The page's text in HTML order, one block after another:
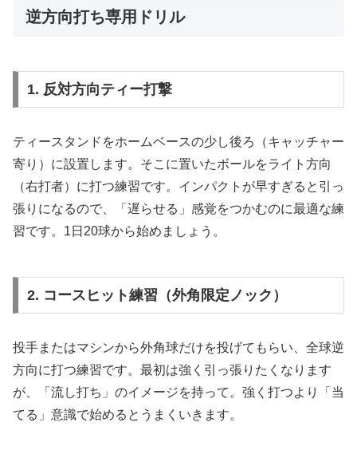
逆方向打ち専用ドリル
1. 反対方向ティー打撃
ティースタンドをホームベースの少し後ろ（キャッチャー
寄り）に設置します。そこに置いたボールをライト方向
（右打者）に打つ練習です。インパクトが早すぎると引っ
張りになるので、「遅らせる」感覚をつかむのに最適な練
習です。1日20球から始めましょう。
2. コースヒット練習（外角限定ノック）
投手またはマシンから外角球だけを投げてもらい、全球逆
方向に打つ練習です。最初は強く引っ張りたくなります
が、「流し打ち」のイメージを持って。強く打つより「当
てる」意識で始めるとうまくいきます。